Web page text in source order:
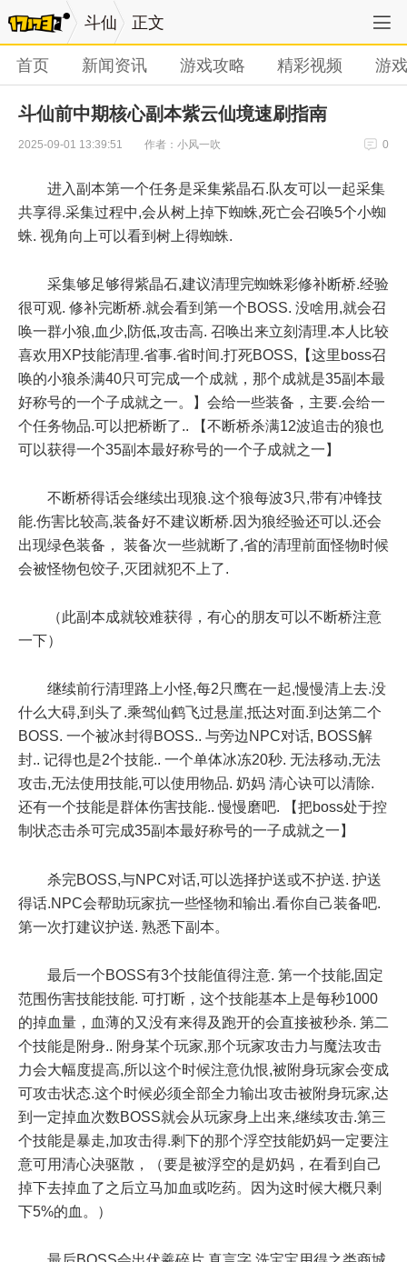
斗仙 正文
首页 新闻资讯 游戏攻略 精彩视频 游
斗仙前中期核心副本紫云仙境速刷指南
2025-09-01 13:39:51 作者：小风一吹 0
进入副本第一个任务是采集紫晶石.队友可以一起采集
共享得.采集过程中,会从树上掉下蜘蛛,死亡会召唤5个小蜘
蛛. 视角向上可以看到树上得蜘蛛.
采集够足够得紫晶石,建议清理完蜘蛛彩修补断桥.经验
很可观. 修补完断桥.就会看到第一个BOSS. 没啥用,就会召
唤一群小狼,血少,防低,攻击高. 召唤出来立刻清理.本人比较
喜欢用XP技能清理.省事.省时间.打死BOSS,【这里boss召
唤的小狼杀满40只可完成一个成就，那个成就是35副本最
好称号的一个子成就之一。】会给一些装备，主要.会给一
个任务物品.可以把桥断了.. 【不断桥杀满12波追击的狼也
可以获得一个35副本最好称号的一个子成就之一】
不断桥得话会继续出现狼.这个狼每波3只,带有冲锋技
能.伤害比较高,装备好不建议断桥.因为狼经验还可以.还会
出现绿色装备， 装备次一些就断了,省的清理前面怪物时候
会被怪物包饺子,灭团就犯不上了.
（此副本成就较难获得，有心的朋友可以不断桥注意
一下）
继续前行清理路上小怪,每2只鹰在一起,慢慢清上去.没
什么大碍,到头了.乘驾仙鹤飞过悬崖,抵达对面.到达第二个
BOSS. 一个被冰封得BOSS.. 与旁边NPC对话, BOSS解
封.. 记得也是2个技能.. 一个单体冰冻20秒. 无法移动,无法
攻击,无法使用技能,可以使用物品. 奶妈 清心诀可以清除.
还有一个技能是群体伤害技能.. 慢慢磨吧. 【把boss处于控
制状态击杀可完成35副本最好称号的一子成就之一】
杀完BOSS,与NPC对话,可以选择护送或不护送. 护送
得话.NPC会帮助玩家抗一些怪物和输出.看你自己装备吧.
第一次打建议护送. 熟悉下副本。
最后一个BOSS有3个技能值得注意. 第一个技能,固定
范围伤害技能技能. 可打断，这个技能基本上是每秒1000
的掉血量，血薄的又没有来得及跑开的会直接被秒杀. 第二
个技能是附身.. 附身某个玩家,那个玩家攻击力与魔法攻击
力会大幅度提高,所以这个时候注意仇恨,被附身玩家会变成
可攻击状态.这个时候必须全部全力输出攻击被附身玩家,达
到一定掉血次数BOSS就会从玩家身上出来,继续攻击.第三
个技能是暴走,加攻击得.剩下的那个浮空技能奶妈一定要注
意可用清心决驱散，（要是被浮空的是奶妈，在看到自己
掉下去掉血了之后立马加血或吃药。因为这时候大概只剩
下5%的血。）